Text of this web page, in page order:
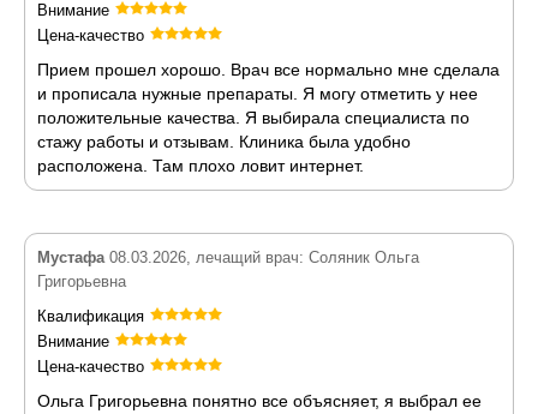
Внимание
Цена-качество
Прием прошел хорошо. Врач все нормально мне сделала
и прописала нужные препараты. Я могу отметить у нее
положительные качества. Я выбирала специалиста по
стажу работы и отзывам. Клиника была удобно
расположена. Там плохо ловит интернет.
Мустафа08.03.2026, лечащий врач: Соляник Ольга
Григорьевна
Квалификация
Внимание
Цена-качество
Ольга Григорьевна понятно все объясняет, я выбрал ее